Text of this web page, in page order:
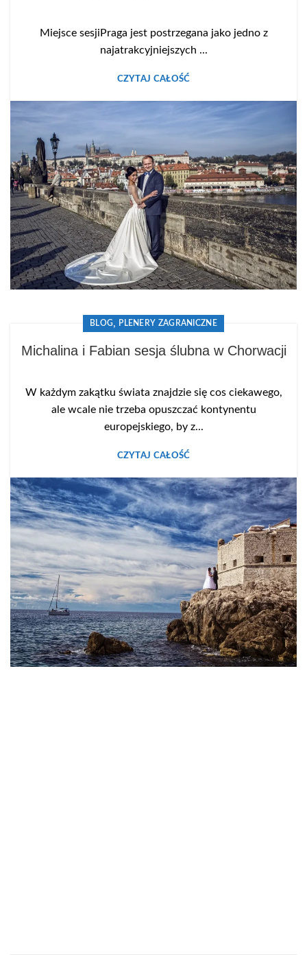
Miejsce sesjiPraga jest postrzegana jako jedno z
najatrakcyjniejszych ...
CZYTAJ CAŁOŚĆ
BLOG, PLENERY ZAGRANICZNE
Michalina i Fabian sesja ślubna w Chorwacji
W każdym zakątku świata znajdzie się cos ciekawego,
ale wcale nie trzeba opuszczać kontynentu
europejskiego, by z...
CZYTAJ CAŁOŚĆ